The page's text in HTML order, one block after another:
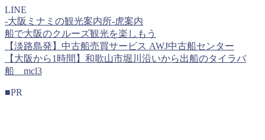
LINE
-大阪ミナミの観光案内所-虎案内
船で大阪のクルーズ観光を楽しもう
【淡路島発】中古船売買サービス AWJ中古船センター
【大阪から1時間】和歌山市堀川沿いから出船のタイラバ
船 mcl3
■PR